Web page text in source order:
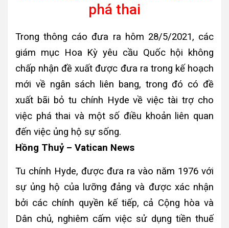
phá thai
Trong thông cáo đưa ra hôm 28/5/2021, các
giám mục Hoa Kỳ yêu cầu Quốc hội không
chấp nhận đề xuất được đưa ra trong kế hoạch
mới về ngân sách liên bang, trong đó có đề
xuất bãi bỏ tu chính Hyde về việc tài trợ cho
việc phá thai và một số điều khoản liên quan
đến việc ủng hộ sự sống.
Hồng Thuỷ – Vatican News
Tu chính Hyde, được đưa ra vào năm 1976 với
sự ủng hộ của lưỡng đảng và được xác nhận
bởi các chính quyền kế tiếp, cả Cộng hòa và
Dân chủ, nghiêm cấm việc sử dụng tiền thuế